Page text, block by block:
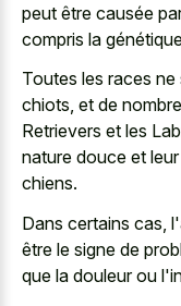
peut être causée
compris la
Toutes les races
chiots, et de
Retrievers et les
nature douce et
chiens.
Dans certains cas,
être le signe de
que la douleur ou